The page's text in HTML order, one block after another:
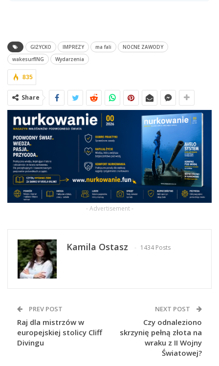
GIŻYCKO IMPREZY ma fali
NOCNE ZAWODY
wakesurfING
Wydarzenia
835
Share
- Advertisement -
Kamila Ostasz 1434 Posts
PREV POST
Raj dla mistrzów w
europejskiej stolicy Cliff
Divingu
NEXT POST
Czy odnaleziono
skrzynię pełną złota na
wraku z II Wojny
Światowej?